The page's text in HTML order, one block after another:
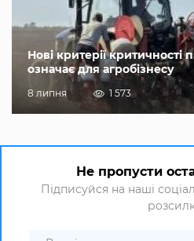
Нові критерії
означає для агробізнесу
8 липня 1 573
Не пропусти
Підписуйся на наші